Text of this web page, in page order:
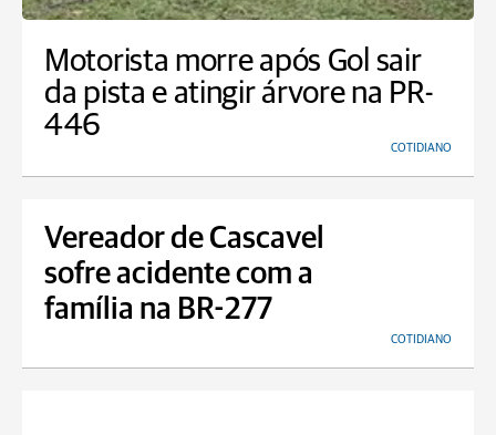
Motorista morre após Gol sair
da pista e atingir árvore na PR-
446
COTIDIANO
Vereador de Cascavel
sofre acidente com a
família na BR-277
COTIDIANO